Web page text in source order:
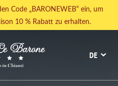
Code „BARONEWEB“ ein, um
10 % Rabatt zu erhalten.
DE